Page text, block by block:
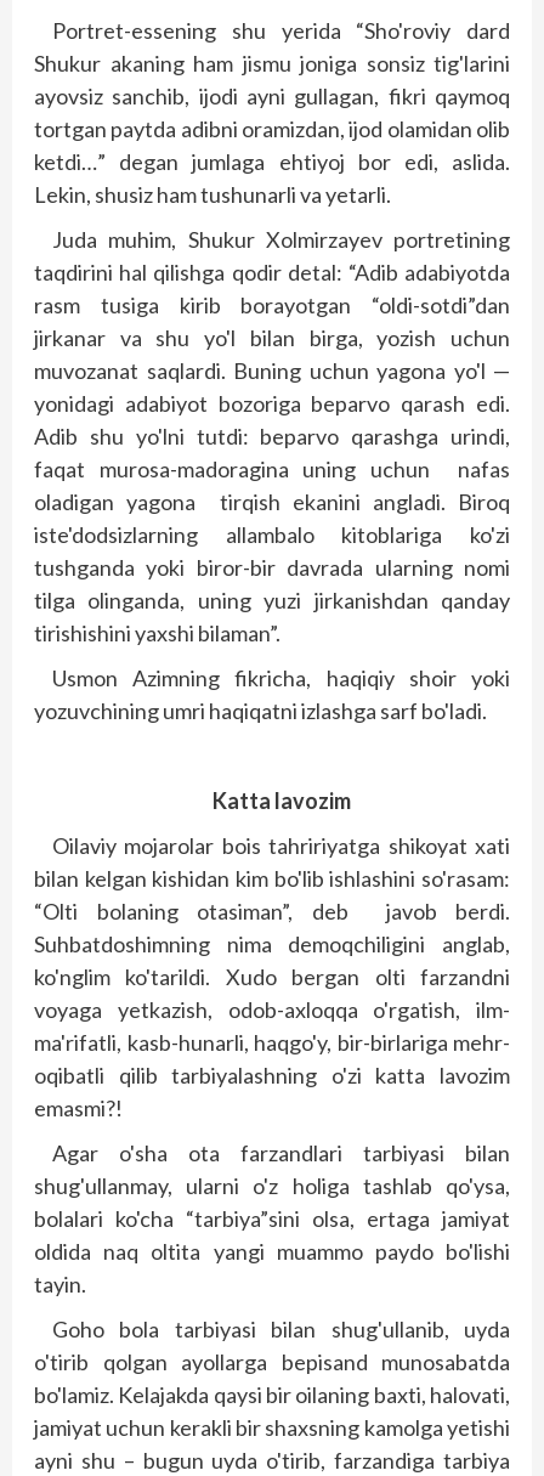
Portret-essening shu yerida “Sho'roviy dard
Shukur akaning ham jismu joniga sonsiz tig'larini
ayovsiz sanchib, ijodi ayni gullagan, fikri qaymoq
tortgan paytda adibni oramizdan, ijod olamidan olib
ketdi…” degan jumlaga ehtiyoj bor edi, aslida.
Lekin, shusiz ham tushunarli va yetarli.
Juda muhim, Shukur Xolmirzayev portretining
taqdirini hal qilishga qodir detal: “Adib adabiyotda
rasm tusiga kirib borayotgan “oldi-sotdi”dan
jirkanar va shu yo'l bilan birga, yozish uchun
muvozanat saqlardi. Buning uchun yagona yo'l —
yonidagi adabiyot bozoriga beparvo qarash edi.
Adib shu yo'lni tutdi: beparvo qarashga urindi,
faqat murosa-madoragina uning uchun nafas
oladigan yagona tirqish ekanini angladi. Biroq
iste'dodsizlarning allambalo kitoblariga ko'zi
tushganda yoki biror-bir davrada ularning nomi
tilga olinganda, uning yuzi jirkanishdan qanday
tirishishini yaxshi bilaman”.
Usmon Azimning fikricha, haqiqiy shoir yoki
yozuvchining umri haqiqatni izlashga sarf bo'ladi.
Katta lavozim
Oilaviy mojarolar bois tahririyatga shikoyat xati
bilan kelgan kishidan kim bo'lib ishlashini so'rasam:
“Olti bolaning otasiman”, deb javob berdi.
Suhbatdoshimning nima demoqchiligini anglab,
ko'nglim ko'tarildi. Xudo bergan olti farzandni
voyaga yetkazish, odob-axloqqa o'rgatish, ilm-
ma'rifatli, kasb-hunarli, haqgo'y, bir-birlariga mehr-
oqibatli qilib tarbiyalashning o'zi katta lavozim
emasmi?!
Agar o'sha ota farzandlari tarbiyasi bilan
shug'ullanmay, ularni o'z holiga tashlab qo'ysa,
bolalari ko'cha “tarbiya”sini olsa, ertaga jamiyat
oldida naq oltita yangi muammo paydo bo'lishi
tayin.
Goho bola tarbiyasi bilan shug'ullanib, uyda
o'tirib qolgan ayollarga bepisand munosabatda
bo'lamiz. Kelajakda qaysi bir oilaning baxti, halovati,
jamiyat uchun kerakli bir shaxsning kamolga yetishi
ayni shu – bugun uyda o'tirib, farzandiga tarbiya